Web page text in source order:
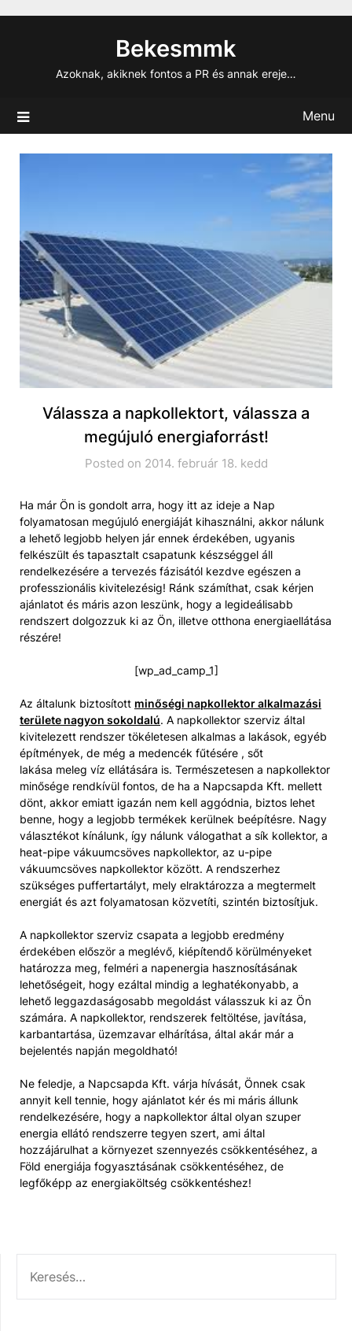
Bekesmmk
Azoknak, akiknek fontos a PR és annak ereje…
Menu
Válassza a napkollektort, válassza a
megújuló energiaforrást!
Posted on 2014. február 18. kedd
Ha már Ön is gondolt arra, hogy itt az ideje a Nap
folyamatosan megújuló energiáját kihasználni, akkor nálunk
a lehető legjobb helyen jár ennek érdekében, ugyanis
felkészült és tapasztalt csapatunk készséggel áll
rendelkezésére a tervezés fázisától kezdve egészen a
professzionális kivitelezésig! Ránk számíthat, csak kérjen
ajánlatot és máris azon leszünk, hogy a legideálisabb
rendszert dolgozzuk ki az Ön, illetve otthona energiaellátása
részére!
[wp_ad_camp_1]
Az általunk biztosított minőségi napkollektor alkalmazási
területe nagyon sokoldalú. A napkollektor szerviz által
kivitelezett rendszer tökéletesen alkalmas a lakások, egyéb
építmények, de még a medencék fűtésére , sőt
lakása meleg víz ellátására is. Természetesen a napkollektor
minősége rendkívül fontos, de ha a Napcsapda Kft. mellett
dönt, akkor emiatt igazán nem kell aggódnia, biztos lehet
benne, hogy a legjobb termékek kerülnek beépítésre. Nagy
választékot kínálunk, így nálunk válogathat a sík kollektor, a
heat-pipe vákuumcsöves napkollektor, az u-pipe
vákuumcsöves napkollektor között. A rendszerhez
szükséges puffertartályt, mely elraktározza a megtermelt
energiát és azt folyamatosan közvetíti, szintén biztosítjuk.
A napkollektor szerviz csapata a legjobb eredmény
érdekében először a meglévő, kiépítendő körülményeket
határozza meg, felméri a napenergia hasznosításának
lehetőségeit, hogy ezáltal mindig a leghatékonyabb, a
lehető leggazdaságosabb megoldást válasszuk ki az Ön
számára. A napkollektor, rendszerek feltöltése, javítása,
karbantartása, üzemzavar elhárítása, által akár már a
bejelentés napján megoldható!
Ne feledje, a Napcsapda Kft. várja hívását, Önnek csak
annyit kell tennie, hogy ajánlatot kér és mi máris állunk
rendelkezésére, hogy a napkollektor által olyan szuper
energia ellátó rendszerre tegyen szert, ami által
hozzájárulhat a környezet szennyezés csökkentéséhez, a
Föld energiája fogyasztásának csökkentéséhez, de
legfőképp az energiaköltség csökkentéshez!